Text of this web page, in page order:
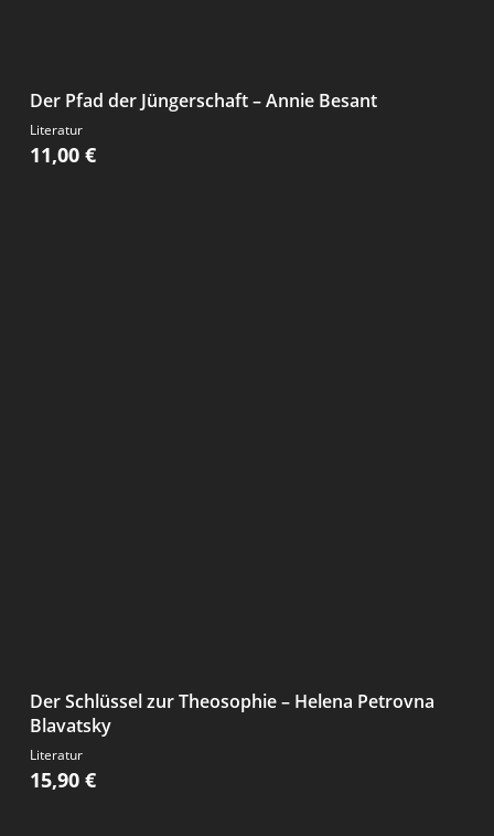
Der Pfad der Jüngerschaft – Annie Besant
Literatur
11,00 €
Der Schlüssel zur Theosophie – Helena Petrovna
Blavatsky
Literatur
15,90 €